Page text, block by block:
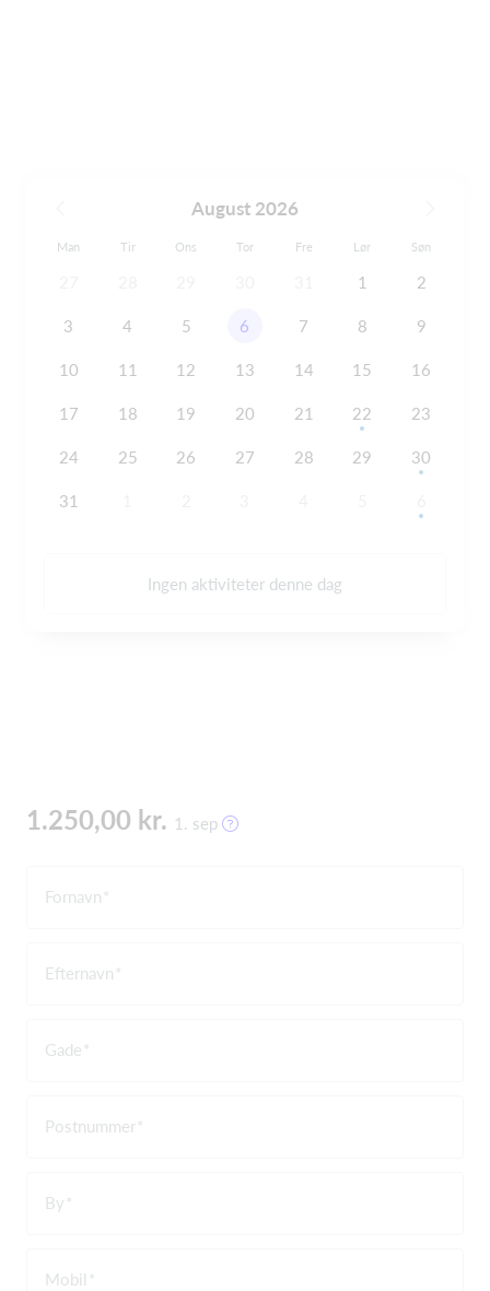
August 2026
Man Tir Ons Tor Fre Lør Søn
1 2
3 4 5 6 7 8 9
10 11 12 13 14 15 16
17 18 19 20 21 22 23
24 25 26 27 28 29 30
31
Ingen aktiviteter denne dag
1.250,00 kr. 1. sep
Fornavn
Efternavn
Gade
Postnummer
By
Mobil